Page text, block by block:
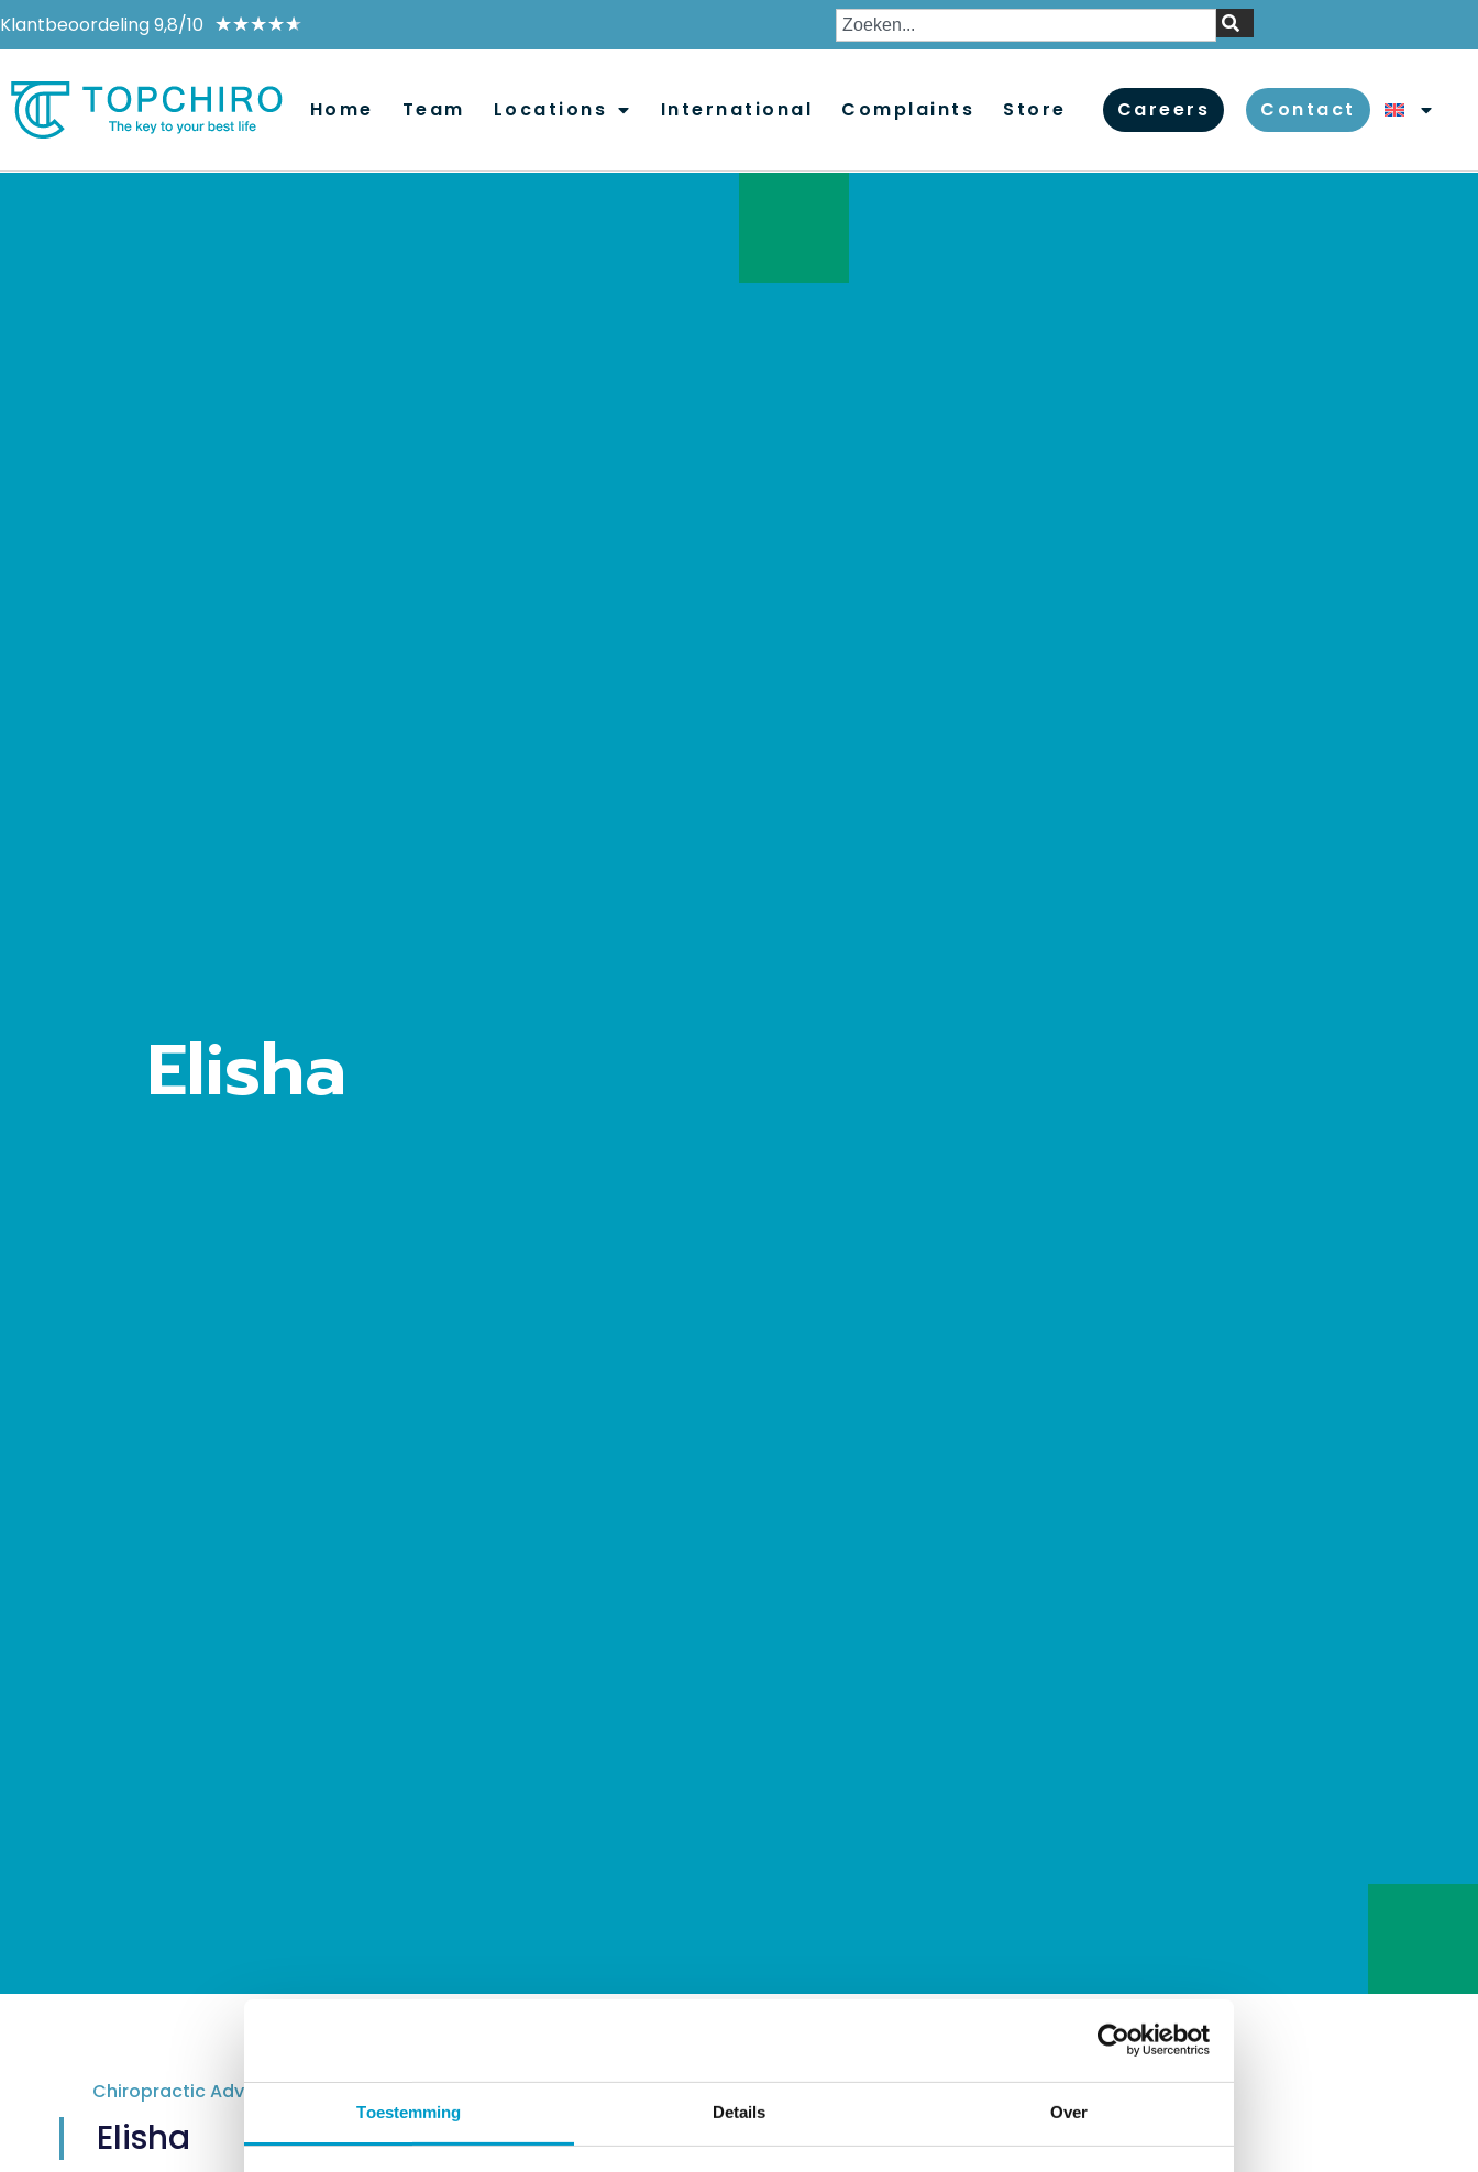
Toestemming Details Over
Klantbeoordeling 9,8/10 ★★★★★
Home Team Locations International Complaints Store Careers Contact
Elisha
Chiropractic Advisor The Hague
Elisha